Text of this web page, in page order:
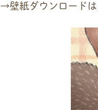
→壁紙ダウンロードは